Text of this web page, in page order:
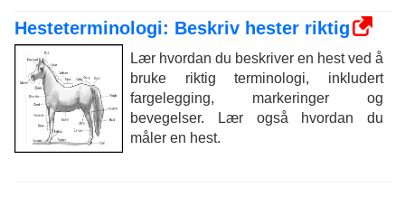
Hesteterminologi: Beskriv hester riktig
Lær hvordan du beskriver en hest ved å
bruke riktig terminologi, inkludert
fargelegging, markeringer og
bevegelser. Lær også hvordan du
måler en hest.